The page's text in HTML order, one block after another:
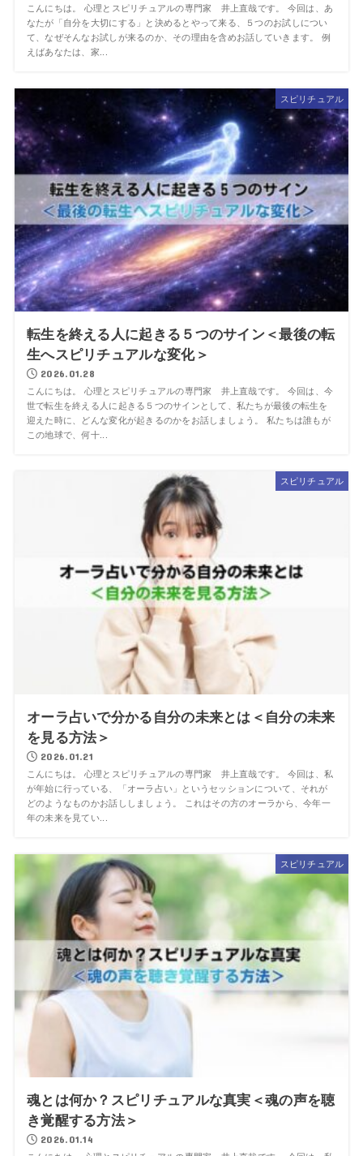
こんにちは。 心理とスピリチュアルの専門家 井上直哉です。 今回は、あ
なたが「自分を大切にする」と決めるとやって来る、５つのお試しについ
て、なぜそんなお試しが来るのか、その理由を含めお話していきます。 例
えばあなたは、家...
スピリチュアル
転生を終える人に起きる５つのサイン＜最後の転
生へスピリチュアルな変化＞
2026.01.28
こんにちは。 心理とスピリチュアルの専門家 井上直哉です。 今回は、今
世で転生を終える人に起きる５つのサインとして、私たちが最後の転生を
迎えた時に、どんな変化が起きるのかをお話しましょう。 私たちは誰もが
この地球で、何十...
スピリチュアル
オーラ占いで分かる自分の未来とは＜自分の未来
を見る方法＞
2026.01.21
こんにちは。 心理とスピリチュアルの専門家 井上直哉です。 今回は、私
が年始に行っている、「オーラ占い」というセッションについて、それが
どのようなものかお話ししましょう。 これはその方のオーラから、今年一
年の未来を見てい...
スピリチュアル
魂とは何か？スピリチュアルな真実＜魂の声を聴
き覚醒する方法＞
2026.01.14